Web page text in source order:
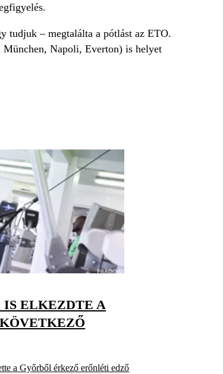
tudjuk – megtalálta a pótlást az ETO.
München, Napoli, Everton) is helyet
IS ELKEZDTE A
a Győrből érkező erőnléti edző